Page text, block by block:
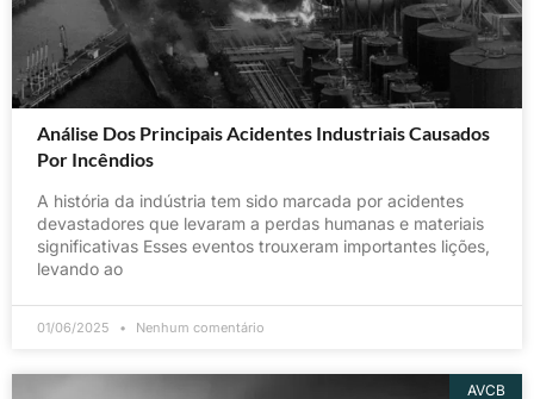
Análise Dos Principais Acidentes Industriais Causados
Por Incêndios
A história da indústria tem sido marcada por acidentes
devastadores que levaram a perdas humanas e materiais
significativas Esses eventos trouxeram importantes lições,
levando ao
01/06/2025 Nenhum comentário
AVCB